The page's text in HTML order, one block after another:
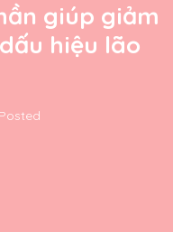
giúp giảm
hiệu lão
Posted